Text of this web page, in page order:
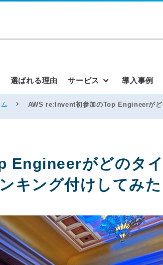
選ばれる理由 サービス 導入事例
AWS re:Invent初参加のTop Engineerがど
Engineerがどのタ
キング付けしてみた